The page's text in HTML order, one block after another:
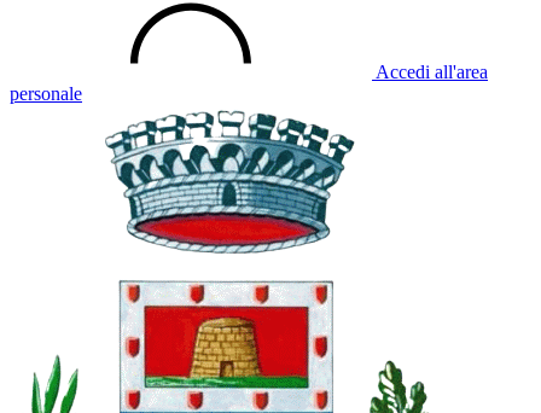
Accedi all'area
personale